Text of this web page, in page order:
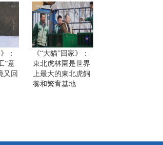
：
”意
又回
《“大貓”回家》：
東北虎林園是世界
上最大的東北虎飼
養和繁育基地